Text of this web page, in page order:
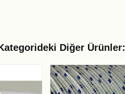
Diğer Ürünler: